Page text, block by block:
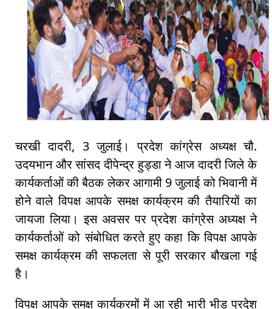
चरखी दादरी, 3 जुलाई। प्रदेश कांग्रेस अध्यक्ष चौ.
उदयभान और सांसद दीपेन्द्र हुड्डा ने आज दादरी जिले के
कार्यकर्ताओं की बैठक लेकर आगामी 9 जुलाई को भिवानी में
होने वाले विपक्ष आपके समक्ष कार्यक्रम की तैयारियों का
जायजा लिया। इस अवसर पर प्रदेश कांग्रेस अध्यक्ष ने
कार्यकर्ताओं को संबोधित करते हुए कहा कि विपक्ष आपके
समक्ष कार्यक्रम की सफलता से पूरी सरकार बौखला गई
है।
विपक्ष आपके समक्ष कार्यक्रमों में आ रही भारी भीड़ प्रदेश